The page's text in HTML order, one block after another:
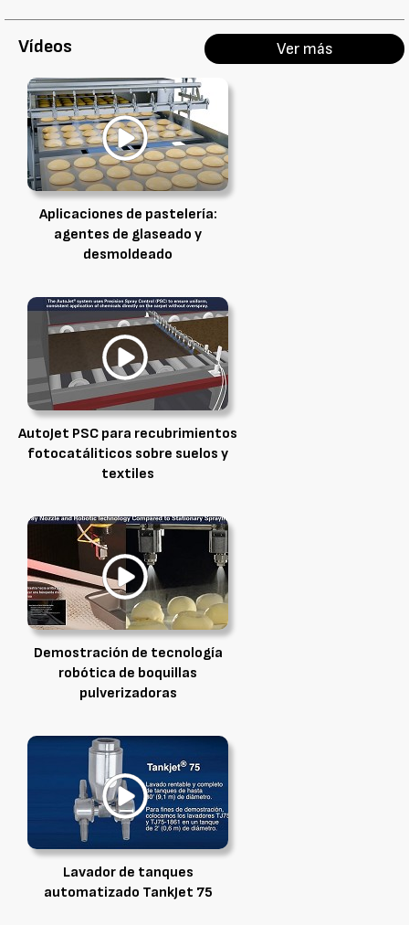
Vídeos Ver más
Aplicaciones de pastelería:
agentes de glaseado y
desmoldeado
AutoJet PSC para recubrimientos
fotocatáliticos sobre suelos y
textiles
Demostración de tecnología
robótica de boquillas
pulverizadoras
Lavador de tanques
automatizado TankJet 75